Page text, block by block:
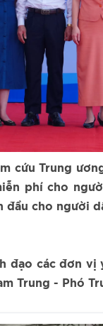
cứu Trung
phí cho
cho
các đơn
Trung - Phó